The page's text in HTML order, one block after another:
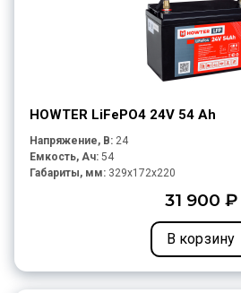
HOWTER LiFePO4 24V 54 Ah
Напряжение, В: 24
Емкость, Ач: 54
Габариты, мм: 329x172x220
31 900 ₽
В корзину